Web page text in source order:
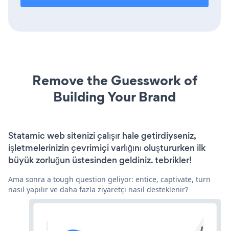
Remove the Guesswork of
Building Your Brand
Statamic web sitenizi çalışır hale getirdiyseniz,
işletmelerinizin çevrimiçi varlığını oluştururken ilk
büyük zorluğun üstesinden geldiniz. tebrikler!
Ama sonra a tough question geliyor: entice, captivate, turn
nasıl yapılır ve daha fazla ziyaretçi nasıl desteklenir?